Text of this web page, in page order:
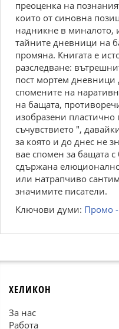
преоценка на
които от синовна
надникне в миналото,
тайните дневници на
промяна. Книгата е
разследване:
пост мортем дневници
спомените на
на бащата,
изобразени пластично
съчувствието ",
за която и до днес не
вае спомен за бащата
сдържана
или натрапчиво
значимите писатели.
Ключови думи: Промо
ХЕЛИКОН
За нас
Работа